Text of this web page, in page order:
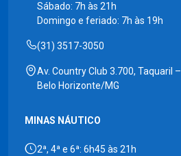
Sábado: 7h às 21h
Domingo e feriado: 7h às 19h
(31) 3517-3050
Av. Country Club 3.700, Taquaril –
Belo Horizonte/MG
MINAS NÁUTICO
2ª, 4ª e 6ª: 6h45 às 21h